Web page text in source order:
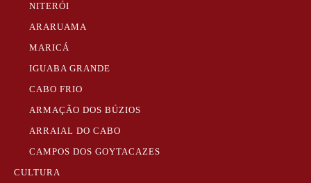
NITERÓI
ARARUAMA
MARICÁ
IGUABA GRANDE
CABO FRIO
ARMAÇÃO DOS BÚZIOS
ARRAIAL DO CABO
CAMPOS DOS GOYTACAZES
CULTURA